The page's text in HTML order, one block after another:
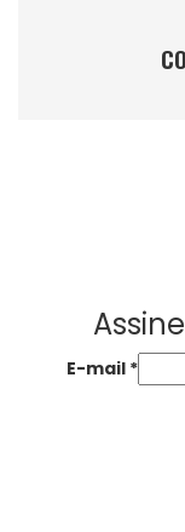
E-mail *